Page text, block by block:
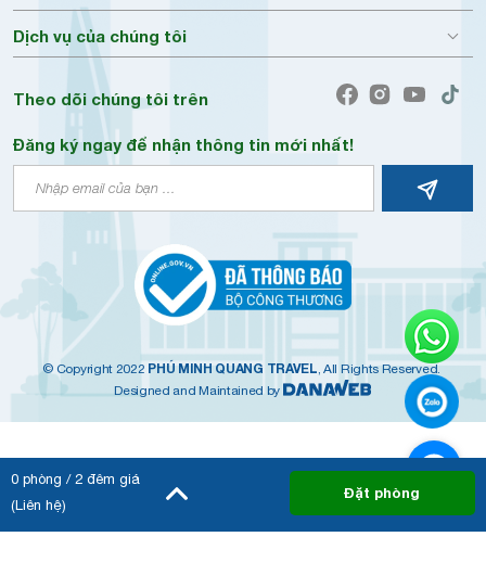
0 phòng / 2 đêm giá
(Liên hệ)
Đặt phòng
Dịch vụ của chúng tôi
Theo dõi chúng tôi trên
Đăng ký ngay để nhận thông tin mới nhất!
© Copyright 2022 PHÚ MINH QUANG TRAVEL , All Rights Reserved.
Designed and Maintained by